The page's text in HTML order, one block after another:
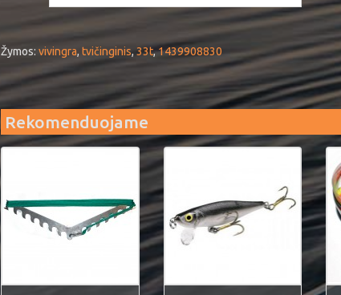
Žymos: vivingra, tvičinginis, 33t,1439908830
Rekomenduojame